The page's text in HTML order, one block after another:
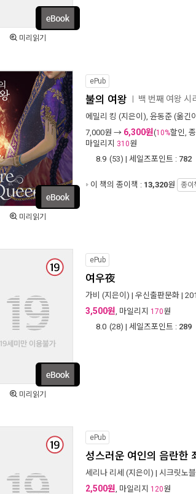
미리읽기
미리읽기
ePub
불의 여왕 백 번째 여왕 시
에밀리 킹 (지은이), 윤동준 (옮긴
7,000원 → 6,300원(10%할인,
마일리지 310원
8.9 (53) | 세일즈포인트 : 782
이 책의 종이책 : 13,320원 종이
미리읽기
ePub
여우夜
가비 (지은이) | 우신출판문화 |
3,500원, 마일리지 170원
8.0 (28) | 세일즈포인트 : 289
ePub
성스러운 여인의 음란한
세리나 리세 (지은이) | 시크릿노블
2,500원, 마일리지 120원